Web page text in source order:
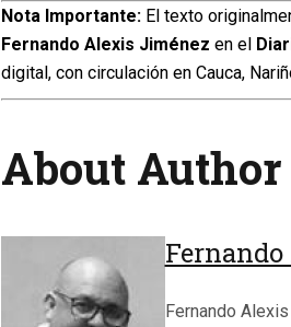
Nota Importante:El texto
Fernando Alexis Jiménez en el
digital, con circulación en Cauca,
About Author
Fernando